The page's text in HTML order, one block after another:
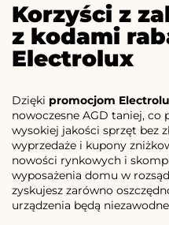
Korzyści z
z kodami
Electrolux
Dzięki promocjom
nowoczesne AGD taniej, co
wysokiej jakości sprzęt bez
wyprzedaże i kupony
nowości rynkowych i
wyposażenia domu w
zyskujesz zarówno
urządzenia będą